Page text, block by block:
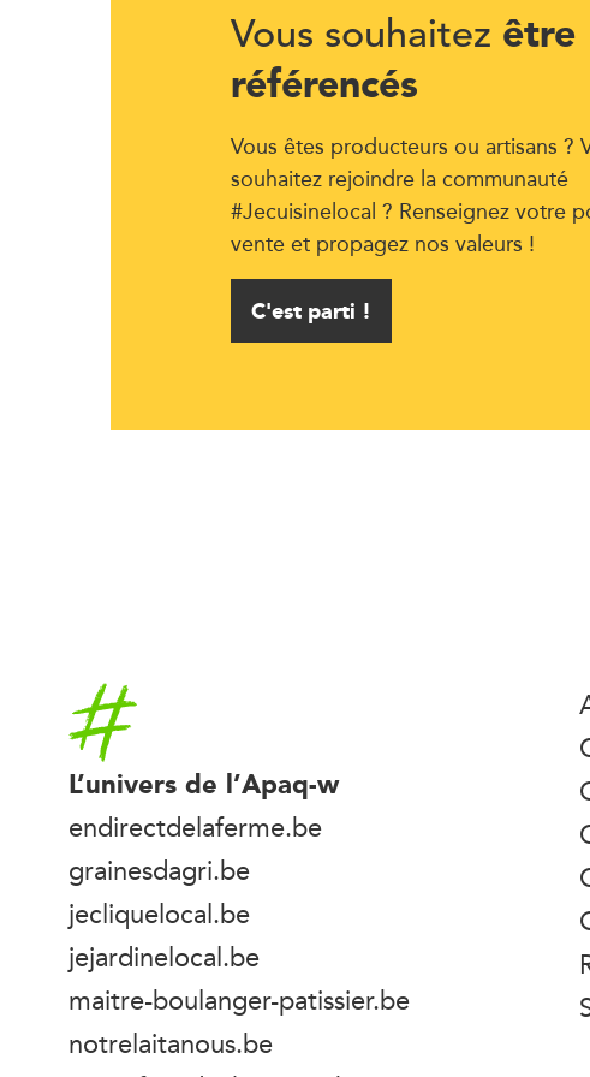
Vous souhaitez être
référencés
Vous êtes producteurs ou artisans ?
souhaitez rejoindre la communauté
#Jecuisinelocal ? Renseignez votre
vente et propagez nos valeurs !
C'est parti !
Accueil
L’univers de l’Apaq-w
endirectdelaferme.be
grainesdagri.be
jecliquelocal.be
jejardinelocal.be
maitre-boulanger-patissier.be
notrelaitanous.be